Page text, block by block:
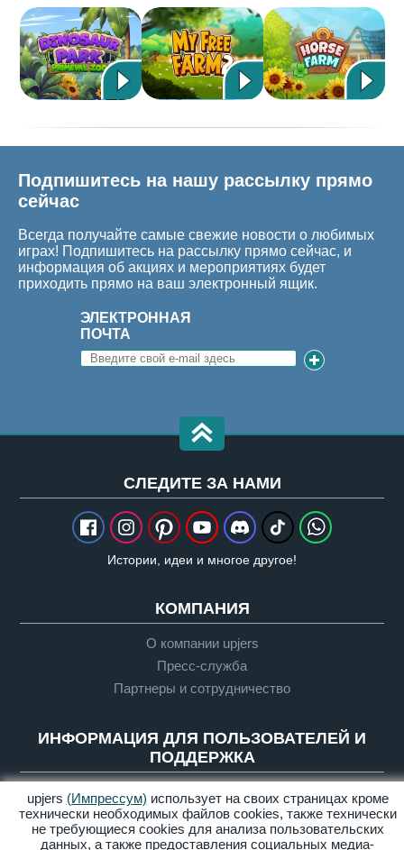
Подпишитесь на нашу рассылку прямо
сейчас
Всегда получайте самые свежие новости о любимых
играх! Подпишитесь на рассылку прямо сейчас, и
информация об акциях и мероприятиях будет
приходить прямо на ваш электронный ящик.
ЭЛЕКТРОННАЯ
ПОЧТА
CЛЕДИТЕ ЗА НАМИ
Истории, идеи и многое другое!
КОМПАНИЯ
О компании upjers
Пресс-служба
Партнеры и сотрудничество
ИНФОРМАЦИЯ ДЛЯ ПОЛЬЗОВАТЕЛЕЙ И
ПОДДЕРЖКА
Руководящие указания по Let's Plays
Служба поддержки
upjers (Импрессум) использует на своих страницах кроме
технически необходимых файлов сookies, также технически
не требующиеся cookies для анализа пользовательских
данных, а также предоставления социальных медиа-